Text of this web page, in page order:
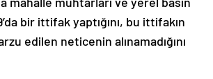
bir ittifak yaptığını, bu ittifakın
edilen neticenin alınamadığını